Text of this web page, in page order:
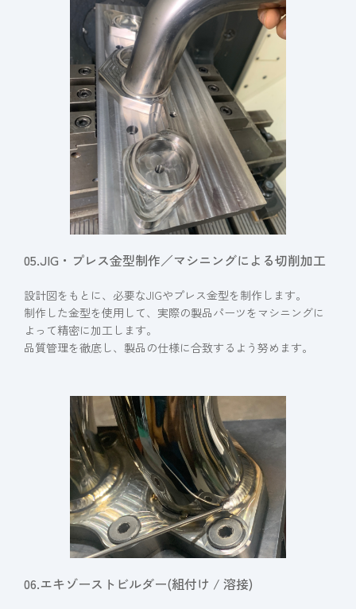
05.JIG・プレス金型制作／マシニングによる切削加工
設計図をもとに、必要なJIGやプレス金型を制作します。
制作した金型を使用して、実際の製品パーツをマシニングに
よって精密に加工します。
品質管理を徹底し、製品の仕様に合致するよう努めます。
06.エキゾーストビルダー(組付け / 溶接)